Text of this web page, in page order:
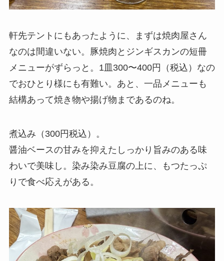
軒先テントにもあったように、まずは焼肉屋さん
なのは間違いない。豚焼肉とジンギスカンの短冊
メニューがずらっと。1皿300〜400円（税込）なの
でおひとり様にも有難い。あと、一品メニューも
結構あって焼き物や揚げ物まであるのね。
煮込み（300円税込）。
醤油ベースの甘みを抑えたしっかり旨みのある味
わいで美味し。染み染み豆腐の上に、もつたっぷ
りで食べ応えがある。